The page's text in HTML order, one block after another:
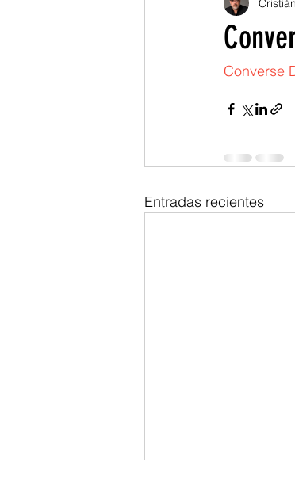
data-driven creativity
smartphonesConverse
Entradas recientes